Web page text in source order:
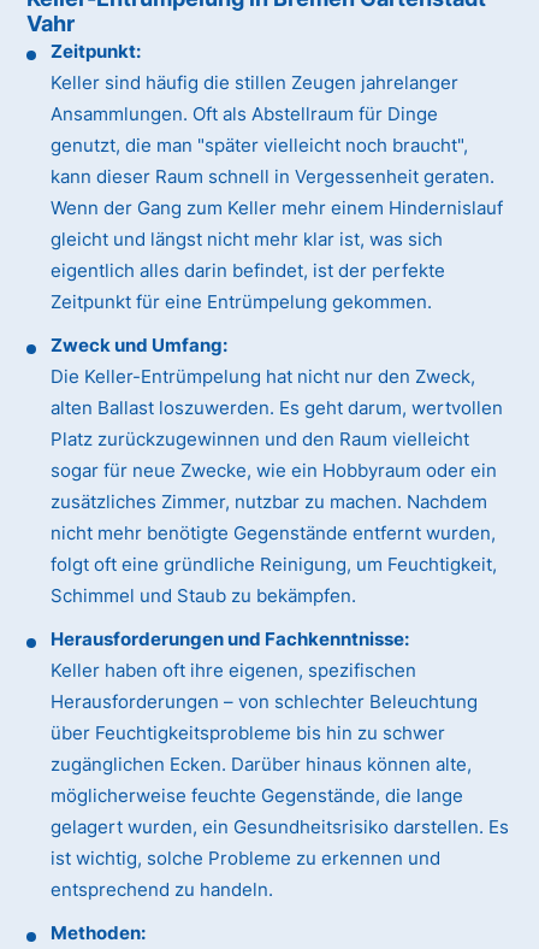
Vahr
Zeitpunkt:
Keller sind häufig die stillen Zeugen jahrelanger
Ansammlungen. Oft als Abstellraum für Dinge
genutzt, die man "später vielleicht noch braucht",
kann dieser Raum schnell in Vergessenheit geraten.
Wenn der Gang zum Keller mehr einem Hindernislauf
gleicht und längst nicht mehr klar ist, was sich
eigentlich alles darin befindet, ist der perfekte
Zeitpunkt für eine Entrümpelung gekommen.
Zweck und Umfang:
Die Keller-Entrümpelung hat nicht nur den Zweck,
alten Ballast loszuwerden. Es geht darum, wertvollen
Platz zurückzugewinnen und den Raum vielleicht
sogar für neue Zwecke, wie ein Hobbyraum oder ein
zusätzliches Zimmer, nutzbar zu machen. Nachdem
nicht mehr benötigte Gegenstände entfernt wurden,
folgt oft eine gründliche Reinigung, um Feuchtigkeit,
Schimmel und Staub zu bekämpfen.
Herausforderungen und Fachkenntnisse:
Keller haben oft ihre eigenen, spezifischen
Herausforderungen – von schlechter Beleuchtung
über Feuchtigkeitsprobleme bis hin zu schwer
zugänglichen Ecken. Darüber hinaus können alte,
möglicherweise feuchte Gegenstände, die lange
gelagert wurden, ein Gesundheitsrisiko darstellen. Es
ist wichtig, solche Probleme zu erkennen und
entsprechend zu handeln.
Methoden: